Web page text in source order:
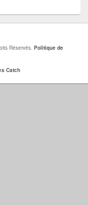
Réservés. Politique de
Catch